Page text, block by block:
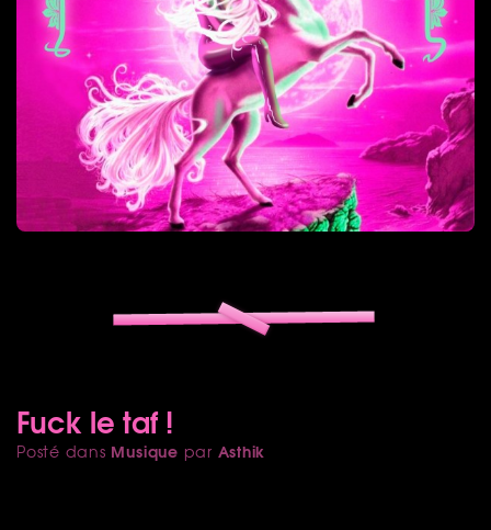
Fuck le taf !
Posté dans Musique par Asthik